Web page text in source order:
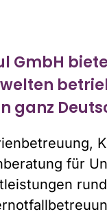
GmbH
ganz
für